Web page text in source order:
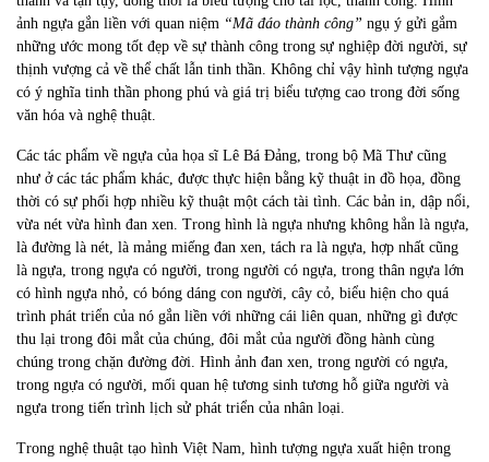
ảnh ngựa gắn liền với quan niệm “Mã đáo thành công” ngụ ý gửi gắm
những ước mong tốt đẹp về sự thành công trong sự nghiệp đời người, sự
thịnh vượng cả về thể chất lẫn tinh thần. Không chỉ vậy hình tượng ngựa
có ý nghĩa tinh thần phong phú và giá trị biểu tượng cao trong đời sống
văn hóa và nghệ thuật.
Các tác phẩm về ngựa của họa sĩ Lê Bá Đảng, trong bộ Mã Thư cũng
như ở các tác phẩm khác, được thực hiện bằng kỹ thuật in đồ họa, đồng
thời có sự phối hợp nhiều kỹ thuật một cách tài tình. Các bản in, dập nổi,
vừa nét vừa hình đan xen. Trong hình là ngựa nhưng không hẳn là ngựa,
là đường là nét, là mảng miếng đan xen, tách ra là ngựa, hợp nhất cũng
là ngựa, trong ngựa có người, trong người có ngựa, trong thân ngựa lớn
có hình ngựa nhỏ, có bóng dáng con người, cây cỏ, biểu hiện cho quá
trình phát triển của nó gắn liền với những cái liên quan, những gì được
thu lại trong đôi mắt của chúng, đôi mắt của người đồng hành cùng
chúng trong chặn đường đời. Hình ảnh đan xen, trong người có ngựa,
trong ngựa có người, mối quan hệ tương sinh tương hỗ giữa người và
ngựa trong tiến trình lịch sử phát triển của nhân loại.
Trong nghệ thuật tạo hình Việt Nam, hình tượng ngựa xuất hiện trong